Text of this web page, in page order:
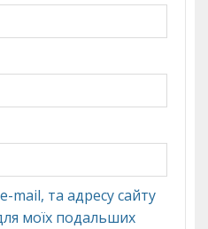
mail, та адресу сайту
моїх подальших